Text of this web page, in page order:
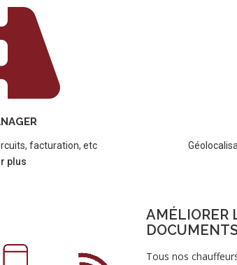
facturation, etc
plus
AMÉLIORER
Tous nos